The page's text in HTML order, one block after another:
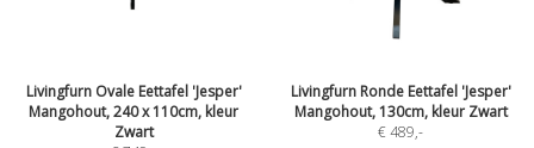
Livingfurn Ovale Eettafel 'Jesper'
Mangohout, 240 x 110cm, kleur
Zwart
Livingfurn Ronde Eettafel 'Jesper'
Mangohout, 130cm, kleur Zwart
€ 489,-